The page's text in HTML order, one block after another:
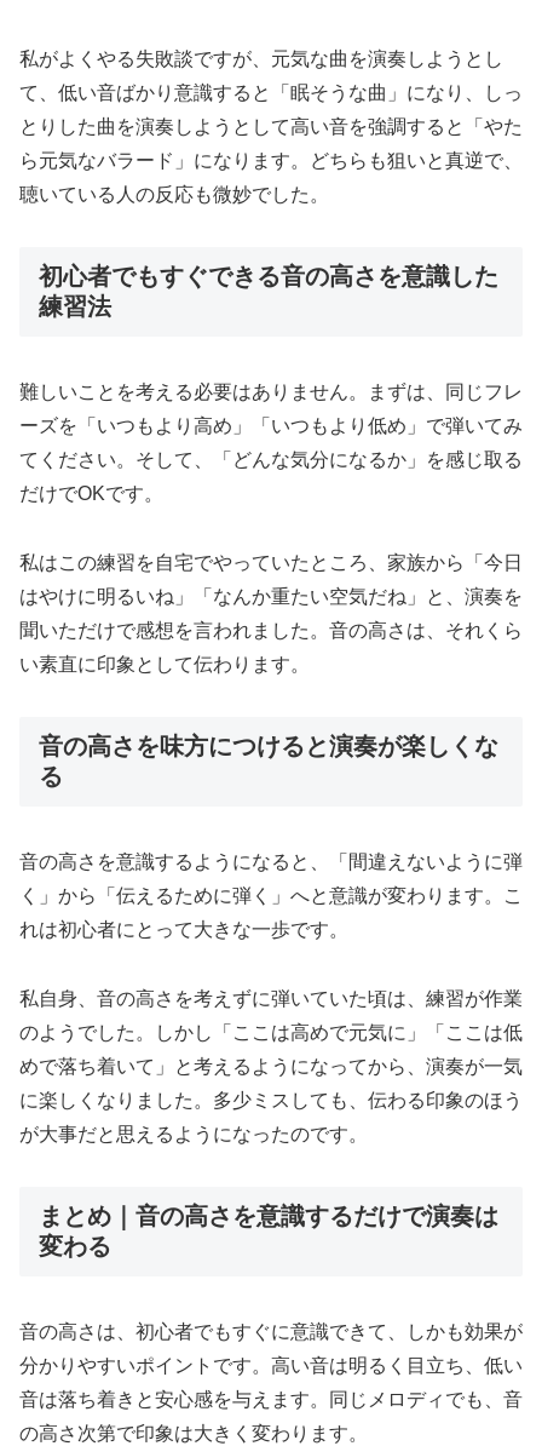
私がよくやる失敗談ですが、元気な曲を演奏しようとし
て、低い音ばかり意識すると「眠そうな曲」になり、しっ
とりした曲を演奏しようとして高い音を強調すると「やた
ら元気なバラード」になります。どちらも狙いと真逆で、
聴いている人の反応も微妙でした。
初心者でもすぐできる音の高さを意識した
練習法
難しいことを考える必要はありません。まずは、同じフレ
ーズを「いつもより高め」「いつもより低め」で弾いてみ
てください。そして、「どんな気分になるか」を感じ取る
だけでOKです。
私はこの練習を自宅でやっていたところ、家族から「今日
はやけに明るいね」「なんか重たい空気だね」と、演奏を
聞いただけで感想を言われました。音の高さは、それくら
い素直に印象として伝わります。
音の高さを味方につけると演奏が楽しくな
る
音の高さを意識するようになると、「間違えないように弾
く」から「伝えるために弾く」へと意識が変わります。こ
れは初心者にとって大きな一歩です。
私自身、音の高さを考えずに弾いていた頃は、練習が作業
のようでした。しかし「ここは高めで元気に」「ここは低
めで落ち着いて」と考えるようになってから、演奏が一気
に楽しくなりました。多少ミスしても、伝わる印象のほう
が大事だと思えるようになったのです。
まとめ｜音の高さを意識するだけで演奏は
変わる
音の高さは、初心者でもすぐに意識できて、しかも効果が
分かりやすいポイントです。高い音は明るく目立ち、低い
音は落ち着きと安心感を与えます。同じメロディでも、音
の高さ次第で印象は大きく変わります。